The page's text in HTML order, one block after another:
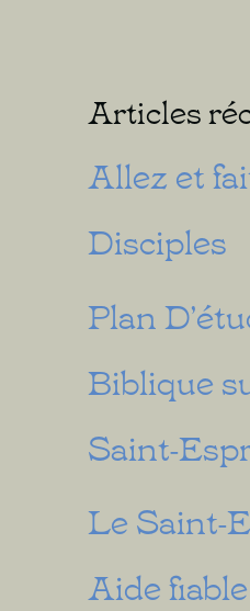
Articles
Allez et
Disciples
Plan
Biblique
Saint-
Le Saint-
Aide fiable